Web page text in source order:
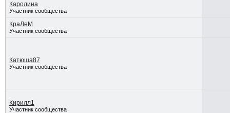
Каролина
Участник сообщества
КраЛеМ
Участник сообщества
Катюша87
Участник сообщества
Кирилл1
Участник сообщества